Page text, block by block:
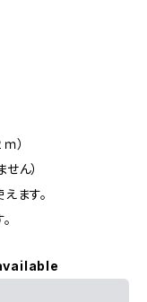
）
ん）
ます。